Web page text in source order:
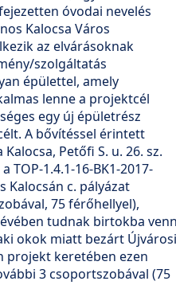
óvodai nevelés
Kalocsa Város
az elvárásoknak
szolgáltatás
épülettel, amely
lenne a projektcél
egy új épületrész
A bővítéssel érintett
Petőfi S. u. 26. sz.
TOP-1.4.1-16-BK1-2017-
Kalocsán c. pályázat
75 férőhellyel),
tudnak birtokba
okok miatt bezárt Újvárosi
projekt keretében ezen
3 csoportszobával (75